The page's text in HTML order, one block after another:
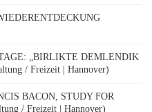
„BIRLIKTE DEMLENDIK
/ Freizeit | Hannover)
BACON, STUDY FOR
/ Freizeit | Hannover)